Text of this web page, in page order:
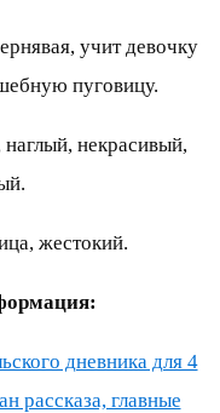
учит девочку
пуговицу.
некрасивый,
жестокий.
дневника для 4
рассказа, главные